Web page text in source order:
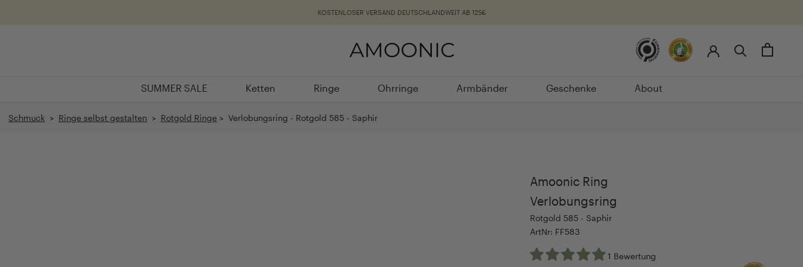
KOSTENLOSER VERSAND DEUTSCHLANDWEIT AB 125€
SUMMER SALE
SUMMER SALE
Ketten
Ketten
Ringe
Ringe
Ohrringe
Ohrringe
Armbänder
Armbänder
Geschenke
Geschenke
About
About
Schmuck > Ringe selbst gestalten > Rotgold Ringe > Verlobungsring - Rotgold 585 - Saphir
Amoonic Ring
Verlobungsring
Rotgold 585 - Saphir
ArtNr: FF583
1 Bewertung